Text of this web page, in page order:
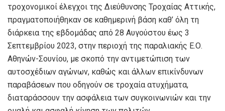
τροχονομικοί έλεγχοι της Διεύθυνσης Τροχαίας Αττικής,
πραγματοποιήθηκαν σε καθημερινή βάση καθ’ όλη τη
διάρκεια της εβδομάδας από 28 Αυγούστου έως 3
Σεπτεμβρίου 2023, στην περιοχή της παραλιακής Ε.Ο.
Αθηνών-Σουνίου, με σκοπό την αντιμετώπιση των
αυτοσχέδιων αγώνων, καθώς και άλλων επικίνδυνων
παραβάσεων που οδηγούν σε τροχαία ατυχήματα,
διαταράσσουν την ασφάλεια των συγκοινωνιών και την